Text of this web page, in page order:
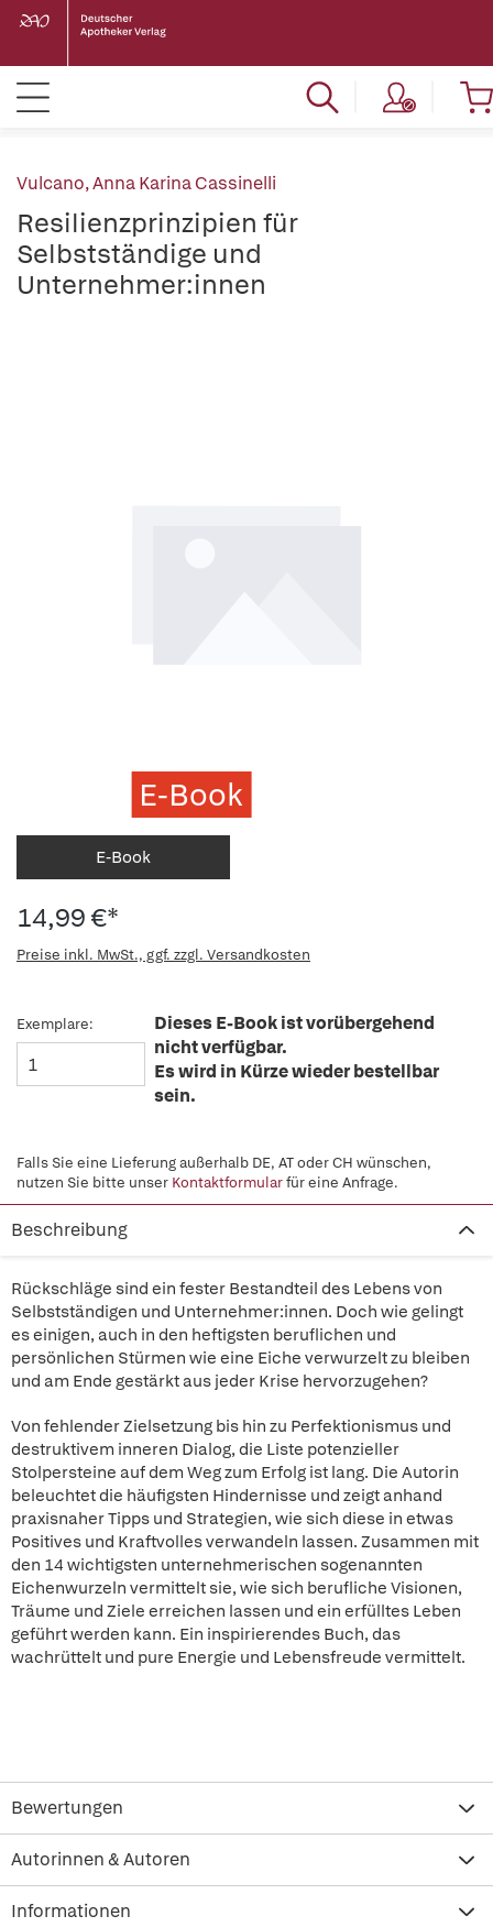
Vulcano, Anna Karina Cassinelli
Resilienzprinzipien für
Selbstständige und
Unternehmer:innen
E-Book
E-Book
14,99 €*
Preise inkl. MwSt., ggf. zzgl. Versandkosten
Exemplare:
Dieses E-Book ist vorübergehend
nicht verfügbar.
Es wird in Kürze wieder bestellbar
sein.
Falls Sie eine Lieferung außerhalb DE, AT oder CH wünschen,
nutzen Sie bitte unser Kontaktformularfür eine Anfrage.
Beschreibung
Rückschläge sind ein fester Bestandteil des Lebens von
Selbstständigen und Unternehmer:innen. Doch wie gelingt
es einigen, auch in den heftigsten beruflichen und
persönlichen Stürmen wie eine Eiche verwurzelt zu bleiben
und am Ende gestärkt aus jeder Krise hervorzugehen?
Von fehlender Zielsetzung bis hin zu Perfektionismus und
destruktivem inneren Dialog, die Liste potenzieller
Stolpersteine auf dem Weg zum Erfolg ist lang. Die Autorin
beleuchtet die häufigsten Hindernisse und zeigt anhand
praxisnaher Tipps und Strategien, wie sich diese in etwas
Positives und Kraftvolles verwandeln lassen. Zusammen mit
den 14 wichtigsten unternehmerischen sogenannten
Eichenwurzeln vermittelt sie, wie sich berufliche Visionen,
Träume und Ziele erreichen lassen und ein erfülltes Leben
geführt werden kann. Ein inspirierendes Buch, das
wachrüttelt und pure Energie und Lebensfreude vermittelt.
Bewertungen
Autorinnen & Autoren
Informationen